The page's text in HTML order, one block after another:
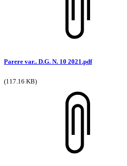
Parere var.. D.G. N. 10 2021.pdf
(117.16 KB)